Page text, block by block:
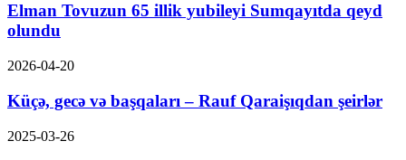
Elman Tovuzun 65 illik yubileyi Sumqayıtda qeyd
olundu
2026-04-20
Küçə, gecə və başqaları – Rauf Qaraişıqdan şeirlər
2025-03-26